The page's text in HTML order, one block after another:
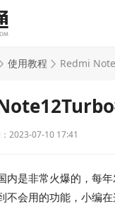
使用教程 Redmi
2023-07-10 17:41
内是非常火爆的，每
不会用的功能，小编